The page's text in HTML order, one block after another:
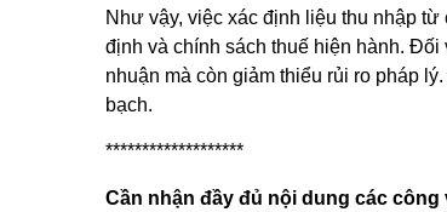
Như vậy, việc xác định liệu thu nhập
định và chính sách thuế hiện hành.
nhuận mà còn giảm thiểu rủi ro pháp
bạch.
*******************
Cần nhận đầy đủ nội dung các